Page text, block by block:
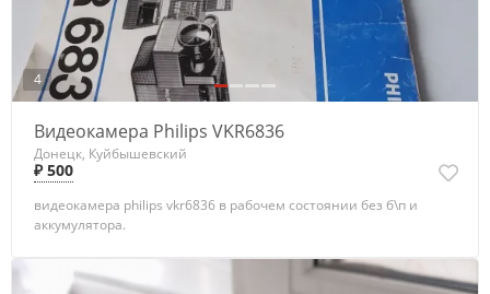
4
Видеокамера Philips VKR6836
Донецк, Куйбышевский
₽ 500
видеокамера philips vkr6836 в рабочем состоянии без б\п и
аккумулятора.